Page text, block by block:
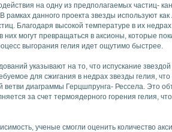
на одну из предполагаемых частиц-
рамках данного проекта звезды используют
Благодаря высокой температуре в их
могут превращаться в аксионы, которые
выгорания гелия идет ощутимо быстрее.
указывают на то, что испускание
для сжигания в недрах звезды гелия,
ветви диаграммы Герцшпрунга- Рессела. Это
за счет термоядерного горения гелия,
ученые смогли оценить количество